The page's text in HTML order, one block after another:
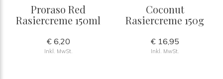
Proraso Red
Rasiercreme 150ml
€ 6,20
Inkl. MwSt.
Coconut
Rasiercreme 150g
€ 16,95
Inkl. MwSt.